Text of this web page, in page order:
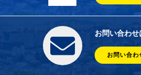
お問い合わせ
お問い合わ